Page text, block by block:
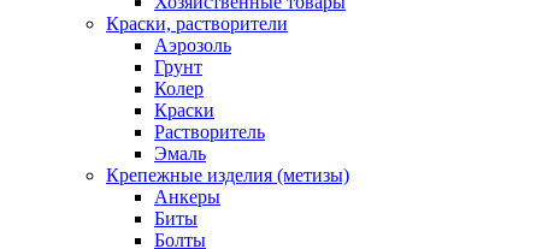
Краски, растворители
Аэрозоль
Грунт
Колер
Краски
Растворитель
Эмаль
Крепежные изделия (метизы)
Анкеры
Биты
Болты